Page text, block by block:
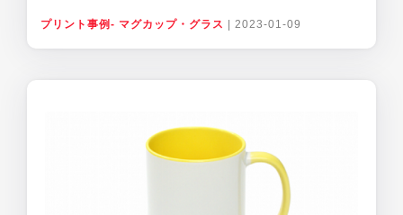
プリント事例- マグカップ・グラス 2023-01-09